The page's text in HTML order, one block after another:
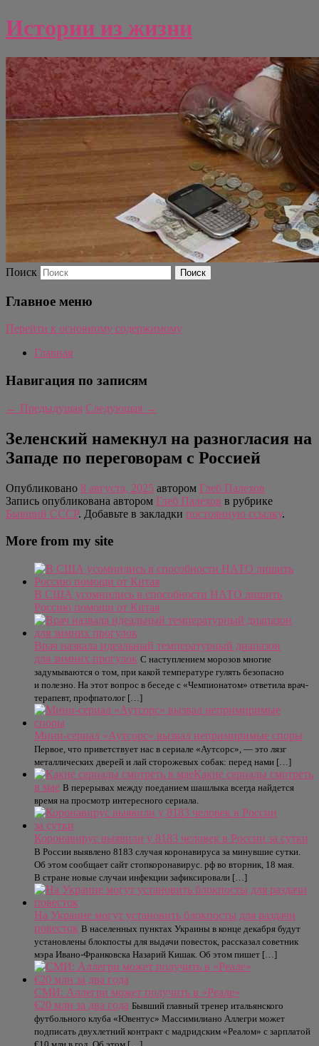
Истории из жизни
Поиск
Главное меню
Перейти к основному содержимому
Главная
Навигация по записям
← Предыдущая Следующая →
Зеленский намекнул на разногласия на
Западе по переговорам с Россией
Опубликовано 8 августа, 2025 автором Глеб Палехов
Запись опубликована автором Глеб Палехов в рубрике
Бывший СССР. Добавьте в закладки постоянную ссылку.
More from my site
В США усомнились в способности НАТО лишить
Россию помощи от Китая
Врач назвала идеальный температурный диапазон
для зимних прогулок С наступлением морозов многие
задумываются о том, при какой температуре гулять безопасно
и полезно. На этот вопрос в беседе с «Чемпионатом» ответила врач-
терапевт, профпатолог […]
Мини-сериал «Аутсорс» вызвал непримиримые споры
Первое, что приветствует нас в сериале «Аутсорс», — это лязг
металлических дверей и лай сторожевых собак: перед нами […]
Какие сериалы смотреть
в мае В перерывах между поеданием шашлыка всегда найдется
время на просмотр интересного сериала.
Коронавирус выявили у 8183 человек в России за сутки
В России выявлено 8183 случая коронавируса за минувшие сутки.
Об этом сообщает сайт стопкоронавирус. рф во вторник, 18 мая.
В стране новые случаи инфекции зафиксировали […]
На Украине могут установить блокпосты для раздачи
повесток В населенных пунктах Украины в конце декабря будут
установлены блокпосты для выдачи повесток, рассказал советник
мэра Ивано-Франковска Назарий Кишак. Об этом пишет […]
СМИ: Аллегри может получить в «Реале»
€20 млн за два года Бывший главный тренер итальянского
футбольного клуба «Ювентус» Массимилиано Аллегри может
подписать двухлетний контракт с мадридским «Реалом» с зарплатой